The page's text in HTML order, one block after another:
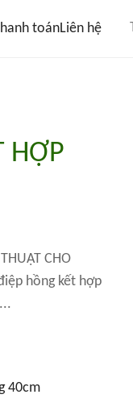
toánLiên hệ
HỢP
CHO
hồng kết hợp
40cm